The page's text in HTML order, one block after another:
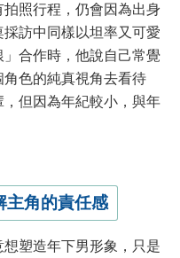
照行程，仍會因為出身
訪中同樣以坦率又可愛
合作時，他說自己常覺
色的純真視角去看待
但因為年紀較小，與年
主角的責任感
想塑造年下男形象，只是